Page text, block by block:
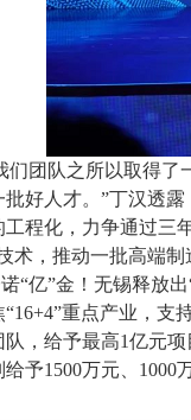
们团队之所以取得了
批好人才。”丁汉透
工程化，力争通过三
术，推动一批高端
“亿”金！无锡释放
“16+4”重点产业，支
队，给予最高1亿元
给予1500万元、1000